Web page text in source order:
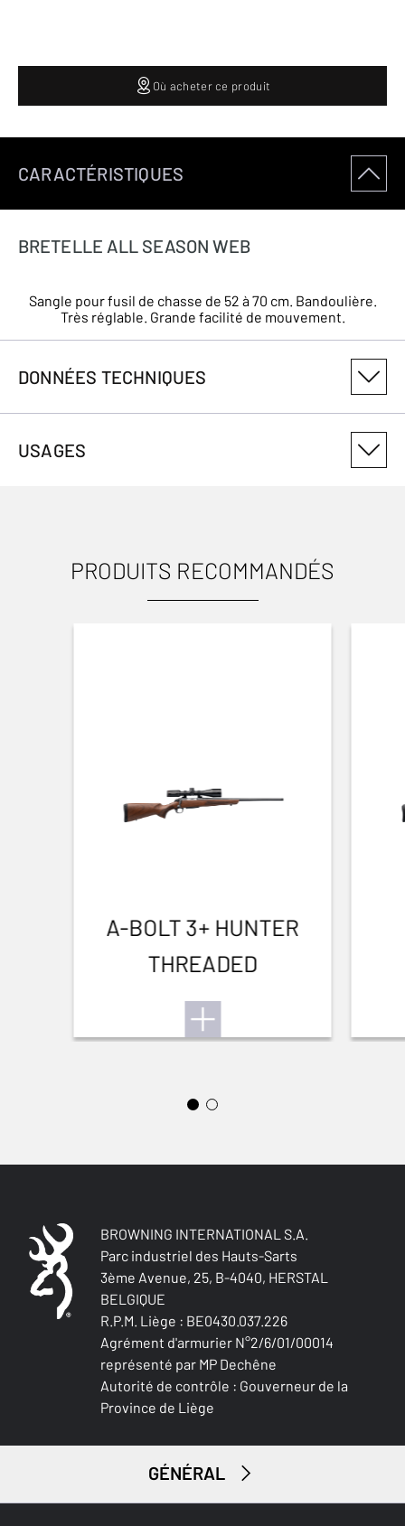
Où acheter ce produit
CARACTÉRISTIQUES
BRETELLE ALL SEASON WEB
Sangle pour fusil de chasse de 52 à 70 cm. Bandoulière.
Très réglable. Grande facilité de mouvement.
DONNÉES TECHNIQUES
122399925
USAGES
USAGES
PRODUITS RECOMMANDÉS
A-BOLT 3+ HUNTER
THREADED
BROWNING INTERNATIONAL S.A.
Parc industriel des Hauts-Sarts
3ème Avenue, 25, B-4040, HERSTAL
BELGIQUE
R.P.M. Liège : BE0430.037.226
Agrément d'armurier N°2/6/01/00014
représenté par MP Dechêne
Autorité de contrôle : Gouverneur de la
Province de Liège
GÉNÉRAL